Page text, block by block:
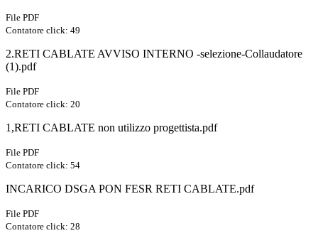
File PDF
Contatore click: 49
2.RETI CABLATE AVVISO INTERNO -selezione-Collaudatore
(1).pdf
File PDF
Contatore click: 20
1,RETI CABLATE non utilizzo progettista.pdf
File PDF
Contatore click: 54
INCARICO DSGA PON FESR RETI CABLATE.pdf
File PDF
Contatore click: 28